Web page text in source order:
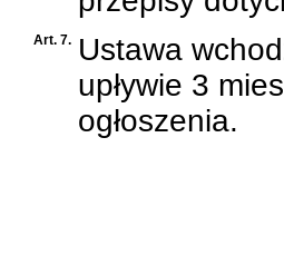
Art. 7. Ustawa
upływie 3
ogłoszenia.